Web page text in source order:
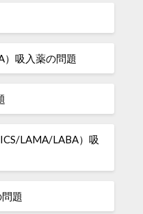
吸入薬の問題
LAMA/LABA）吸
題